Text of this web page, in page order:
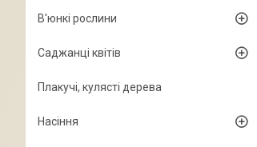
В'юнкі рослини
Саджанці квітів
Плакучі, кулясті дерева
Насіння